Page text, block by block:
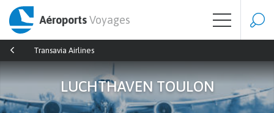
AéroportsVoyages
Transavia Airlines
LUCHTHAVEN TOULON